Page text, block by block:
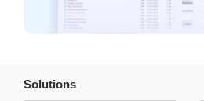
Solutions